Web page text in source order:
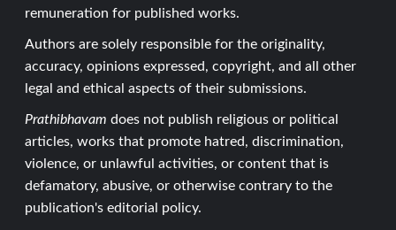
remuneration for published works.
Authors are solely responsible for the originality,
accuracy, opinions expressed, copyright, and all other
legal and ethical aspects of their submissions.
Prathibhavam does not publish religious or political
articles, works that promote hatred, discrimination,
violence, or unlawful activities, or content that is
defamatory, abusive, or otherwise contrary to the
publication's editorial policy.